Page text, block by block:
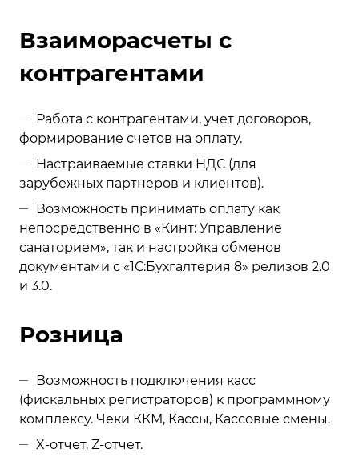
Взаиморасчеты с
контрагентами
Работа с контрагентами, учет договоров,
формирование счетов на оплату.
Настраиваемые ставки НДС (для
зарубежных партнеров и клиентов).
Возможность принимать оплату как
непосредственно в «Кинт: Управление
санаторием», так и настройка обменов
документами с «1С:Бухгалтерия 8» релизов 2.0
и 3.0.
Розница
Возможность подключения касс
(фискальных регистраторов) к программному
комплексу. Чеки ККМ, Кассы, Кассовые смены.
X-отчет, Z-отчет.